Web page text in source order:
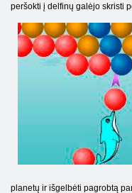
peršokti į delfinų galėjo skristi
planetų ir išgelbėti pagrobtą